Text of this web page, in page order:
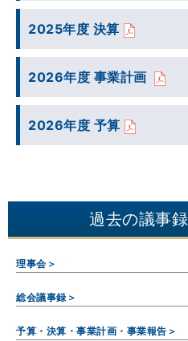
2025年度 決算
2026年度 事業計画
2026年度 予算
過去の議事
理事会＞
総会議事録＞
予算・決算・事業計画・事業報告＞